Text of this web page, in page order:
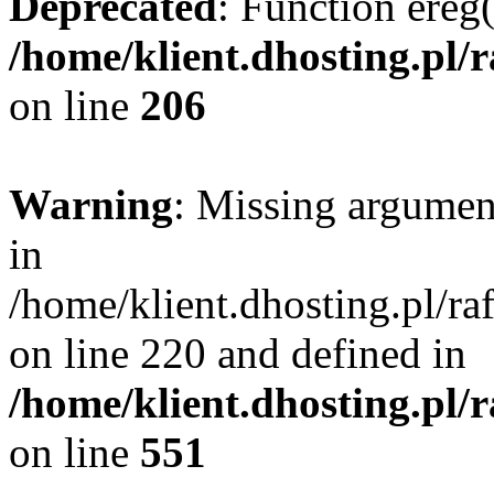
/home/klient.dhosting.pl/
on line 206
Warning: Missing
in
/home/klient.dhosting.pl/
on line 220 and defined in
/home/klient.dhosting.pl/
on line 551